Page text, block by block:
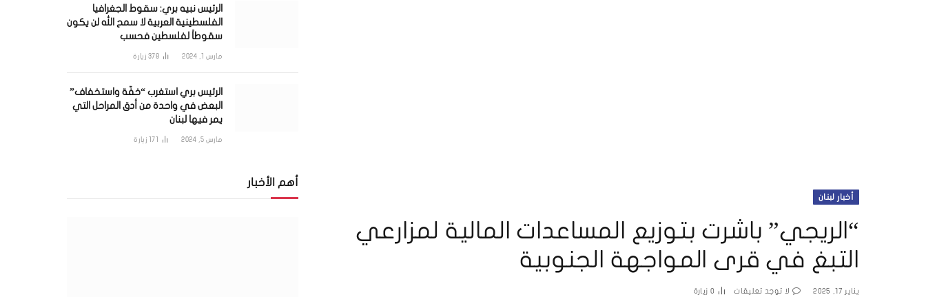
أخبار لبنان
“الريجي” باشرت بتوزيع المساعدات المالية لمزارعي
التبغ في قرى المواجهة الجنوبية
يناير 17, 2025 لا توجد تعليقات 0 زيارة
الرئيس نبيه بري: سقوط الجغرافيا
الفلسطينية العربية لا سمح الله لن يكون
سقوطاً لفلسطين فحسب
مارس 1, 2024 378 زيارة
الرئيس بري استغرب “خفّة واستخفاف”
البعض في واحدة من أدق المراحل التي
يمر فيها لبنان
مارس 5, 2024 171 زيارة
أهم الأخبار